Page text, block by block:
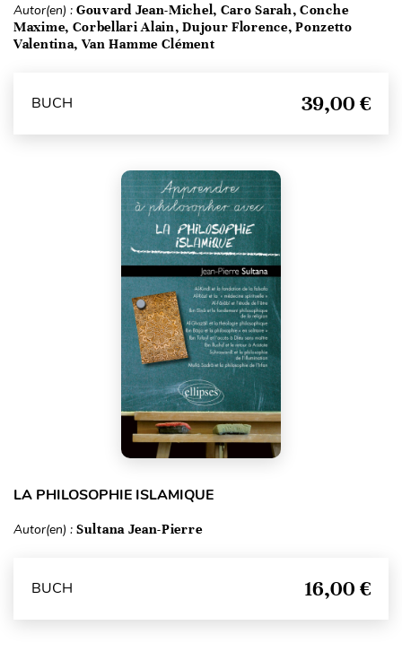
Autor(en) : Gouvard Jean-Michel, Caro Sarah, Conche
Maxime, Corbellari Alain, Dujour Florence, Ponzetto
Valentina, Van Hamme Clément
BUCH 39,00 €
LA PHILOSOPHIE ISLAMIQUE
Autor(en) : Sultana Jean-Pierre
BUCH 16,00 €